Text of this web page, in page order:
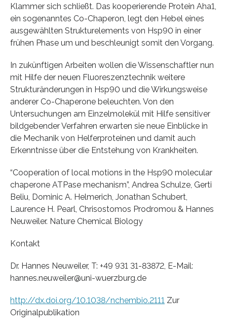
Klammer sich schließt. Das kooperierende Protein Aha1,
ein sogenanntes Co-Chaperon, legt den Hebel eines
ausgewählten Strukturelements von Hsp90 in einer
frühen Phase um und beschleunigt somit den Vorgang.
In zukünftigen Arbeiten wollen die Wissenschaftler nun
mit Hilfe der neuen Fluoreszenztechnik weitere
Strukturänderungen in Hsp90 und die Wirkungsweise
anderer Co-Chaperone beleuchten. Von den
Untersuchungen am Einzelmolekül mit Hilfe sensitiver
bildgebender Verfahren erwarten sie neue Einblicke in
die Mechanik von Helferproteinen und damit auch
Erkenntnisse über die Entstehung von Krankheiten.
“Cooperation of local motions in the Hsp90 molecular
chaperone ATPase mechanism”, Andrea Schulze, Gerti
Beliu, Dominic A. Helmerich, Jonathan Schubert,
Laurence H. Pearl, Chrisostomos Prodromou & Hannes
Neuweiler. Nature Chemical Biology
Kontakt
Dr. Hannes Neuweiler, T: +49 931 31-83872, E-Mail:
hannes.neuweiler@uni-wuerzburg.de
http://dx.doi.org/10.1038/nchembio.2111 Zur
Originalpublikation